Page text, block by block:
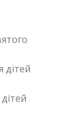
дітей